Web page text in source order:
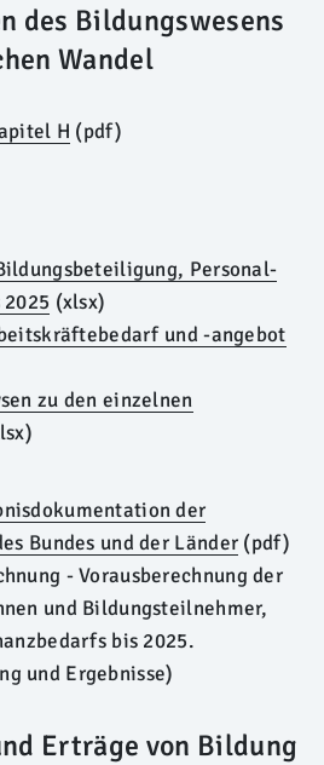
des Bildungswesens
Wandel
H (pdf)
Personal-
(xlsx)
und -angebot
zu den einzelnen
der
Bundes und der Länder (pdf)
- Vorausberechnung der
und Bildungsteilnehmer,
bis 2025.
und Ergebnisse)
Erträge von Bildung